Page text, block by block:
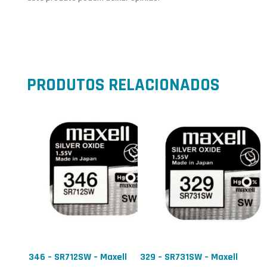
PRODUTOS RELACIONADOS
346 – SR712SW – Maxell 329 – SR731SW – Maxell